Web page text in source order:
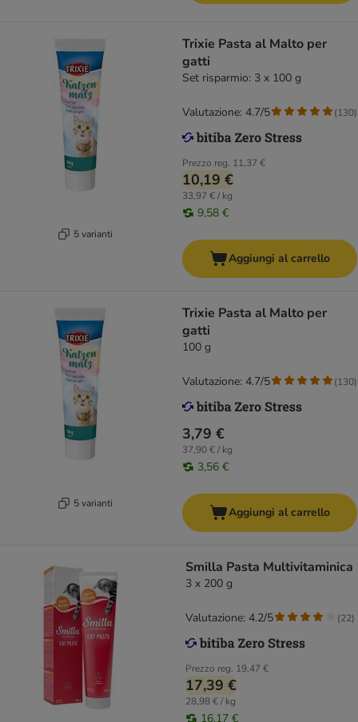
5 varianti
Trixie Pasta al Malto per
gatti
Set risparmio: 3 x 100 g
Prezzo reg. 11,37 €
10,19 €
33,97 € / kg
9,58 €
Valutazione: 4.7/5 (130)
Aggiungi al carrello
5 varianti
Trixie Pasta al Malto per
gatti
100 g
3,79 €
37,90 € / kg
3,56 €
Valutazione: 4.7/5 (130)
Aggiungi al carrello
Smilla Pasta Multivitaminica
3 x 200 g
Prezzo reg. 19,47 €
17,39 €
28,98 € / kg
16,17 €
Valutazione: 4.2/5 (22)